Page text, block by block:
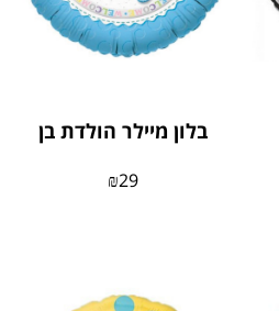
בלון מיילר הולדת בן
₪29